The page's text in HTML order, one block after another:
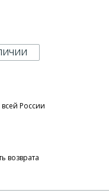
России
возврата